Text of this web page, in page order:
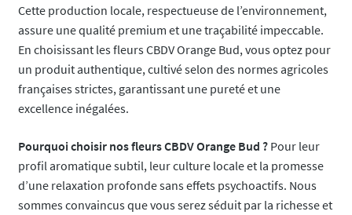
Cette production locale, respectueuse de l’environnement,
assure une qualité premium et une traçabilité impeccable.
En choisissant les fleurs CBDV Orange Bud, vous optez pour
un produit authentique, cultivé selon des normes agricoles
françaises strictes, garantissant une pureté et une
excellence inégalées.
Pourquoi choisir nos fleurs CBDV Orange Bud ?Pour leur
profil aromatique subtil, leur culture locale et la promesse
d’une relaxation profonde sans effets psychoactifs. Nous
sommes convaincus que vous serez séduit par la richesse et